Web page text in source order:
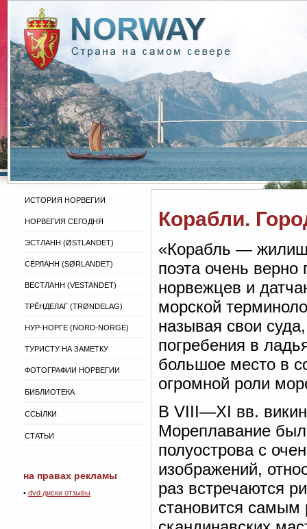
ИСТОРИЯ НОРВЕГИИ
НОРВЕГИЯ СЕГОДНЯ
ЭСТЛАНН (ØSTLANDET)
СЁРЛАНН (SØRLANDET)
ВЕСТЛАНН (VESTANDET)
ТРЁНДЕЛАГ (TRØNDELAG)
НУР-НОРГЕ (NORD-NORGE)
ТУРИСТУ НА ЗАМЕТКУ
ФОТОГРАФИИ НОРВЕГИИ
БИБЛИОТЕКА
ССЫЛКИ
СТАТЬИ
на правах рекламы
• dvd диски отзывы
Корабли.
«Корабль —
поэта очень
норвежцев и
морской
называя свои
погребения в
большое место в
огромной роли
В VIII—XI вв.
Мореплавание
полуострова с
изображений,
раз встречаются
становится